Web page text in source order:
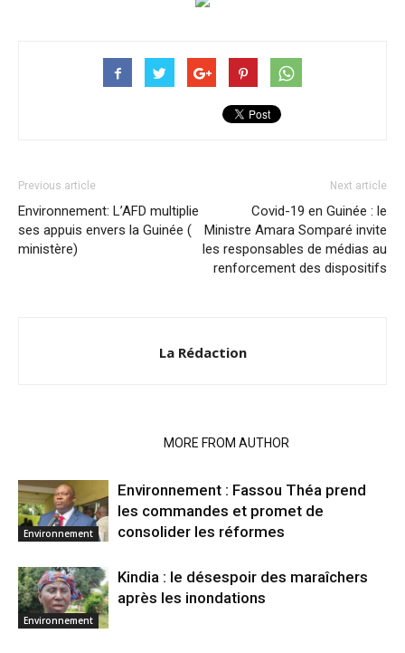
Previous article
Environnement: L’AFD multiplie
ses appuis envers la Guinée (
ministère)
Next article
Covid-19 en Guinée : le
Ministre Amara Somparé invite
les responsables de médias au
renforcement des dispositifs
La Rédaction
MORE FROM AUTHOR
Environnement
Environnement : Fassou Théa prend
les commandes et promet de
consolider les réformes
Environnement
Kindia : le désespoir des maraîchers
après les inondations